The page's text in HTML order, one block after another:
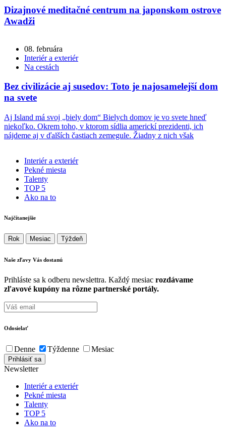
Dizajnové meditačné centrum na japonskom ostrove
Awadži
08. februára
Interiér a exteriér
Na cestách
Bez civilizácie aj susedov: Toto je najosamelejší dom
na svete
Aj Island má svoj „biely dom“ Bielych domov je vo svete hneď
niekoľko. Okrem toho, v ktorom sídlia americkí prezidenti, ich
nájdeme aj v ďalších častiach zemegule. Žiadny z nich však
Interiér a exteriér
Pekné miesta
Talenty
TOP 5
Ako na to
Najčítanejšie
Rok Mesiac Týždeň
Naše zľavy Vás dostanú
Prihláste sa k odberu newslettra. Každý mesiac rozdávame
zľavové kupóny na rôzne partnerské portály.
Odosielať
Denne Týždenne Mesiac
Newsletter
Interiér a exteriér
Pekné miesta
Talenty
TOP 5
Ako na to